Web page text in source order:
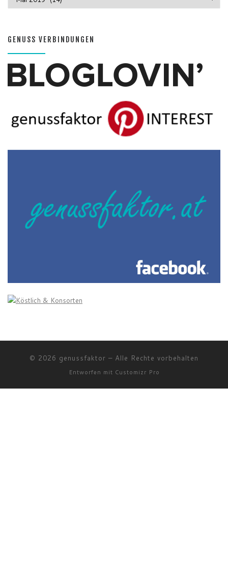
GENUSS VERBINDUNGEN
© 2026 genussfaktor – Alle Rechte vorbehalten
Entworfen mit Customizr Pro